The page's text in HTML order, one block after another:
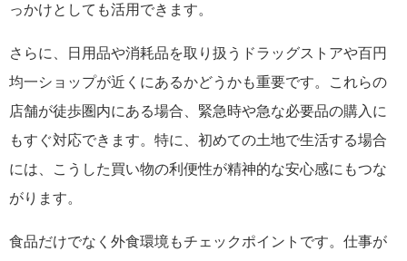
っかけとしても活用できます。
さらに、日用品や消耗品を取り扱うドラッグストアや百円
均一ショップが近くにあるかどうかも重要です。これらの
店舗が徒歩圏内にある場合、緊急時や急な必要品の購入に
もすぐ対応できます。特に、初めての土地で生活する場合
には、こうした買い物の利便性が精神的な安心感にもつな
がります。
食品だけでなく外食環境もチェックポイントです。仕事が